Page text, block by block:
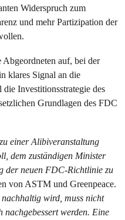
Widerspruch zum
und mehr Partizipation der
auf, bei der
klares Signal an die
Investitionsstrategie des
Grundlagen des FDC
einer Alibiveranstaltung
dem zuständigen Minister
der neuen FDC-Richtlinie zu
von ASTM und Greenpeace.
wird, muss nicht
werden. Eine